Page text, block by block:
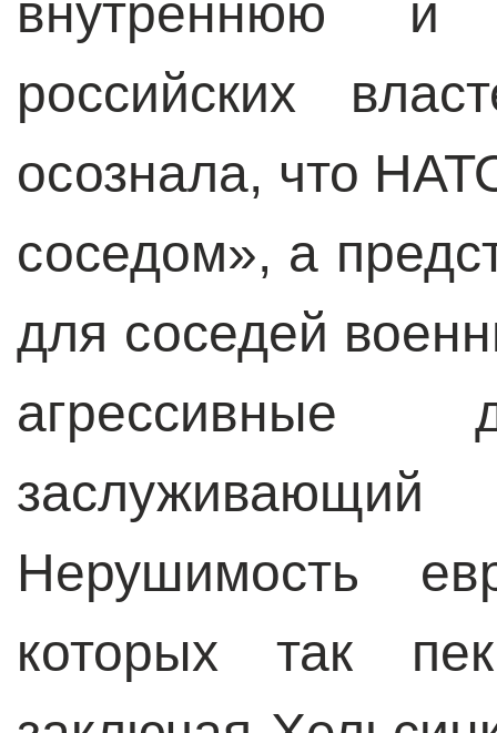
внутреннюю и
российских
осознала, что
соседом», а
для соседей
Нерушимость
которых так